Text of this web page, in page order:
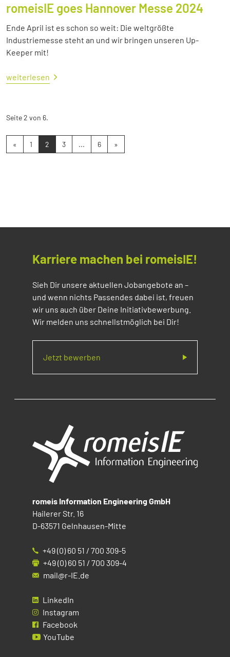
romeisIE goes Hannover Messe 2024
Ende April ist es schon so weit: Die weltgrößte
Industriemesse steht an und wir bringen unseren Up-
Keeper mit!
weiterlesen
Seite 2 von 6.
« 1 2 3 ... 6 »
Karriere machen bei romeisIE!
Sieh Dir unsere aktuellen Jobangebote an –
und wenn nichts Passendes dabei ist, freuen
wir uns auch über Deine Initiativbewerbung.
Wir melden uns schnellstmöglich bei Dir!
Jetzt bewerben
romeis Information Engineering GmbH
Hailerer Str. 16
D-63571 Gelnhausen-Mitte
+49 (0) 60 51 / 700 309-5
+49 (0) 60 51 / 700 309-4
mail@r-IE.de
LinkedIn
Instagram
Facebook
YouTube